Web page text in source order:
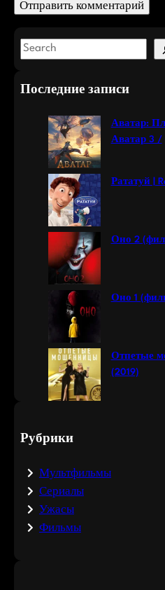
S
a
Последние записи
Аватар:
Аватар 3 /
Рататуй |
Оно 2
Оно 1
Отпетые
(2019)
Рубрики
Мультфильмы
Сериалы
Ужасы
Фильмы